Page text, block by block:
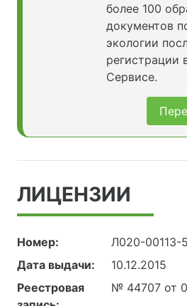
более 100
документов
экологии
регистрации
Сервисе.
ЛИЦЕНЗИИ
Номер:
Л020-00113-
Дата выдачи:
10.12.2015
Реестровая
№ 44707 от